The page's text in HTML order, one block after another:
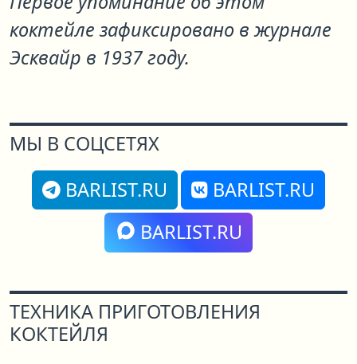
коктейле зафиксировано в журнале
Эсквайр в 1937 году.
МЫ В СОЦСЕТЯХ
BARLIST.RU
BARLIST.RU
BARLIST.RU
ТЕХНИКА ПРИГОТОВЛЕНИЯ
КОКТЕЙЛЯ